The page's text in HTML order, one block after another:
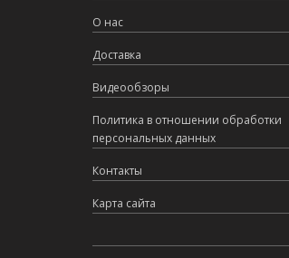
О нас
Доставка
Видеообзоры
Политика в отношении обработки
персональных данных
Контакты
Карта сайта